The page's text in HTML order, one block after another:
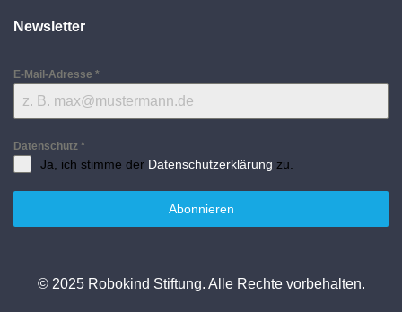
Newsletter
E-Mail-Adresse *
Datenschutz *
Ja, ich stimme der Datenschutzerklärung zu.
Abonnieren
© 2025 Robokind Stiftung. Alle Rechte vorbehalten.